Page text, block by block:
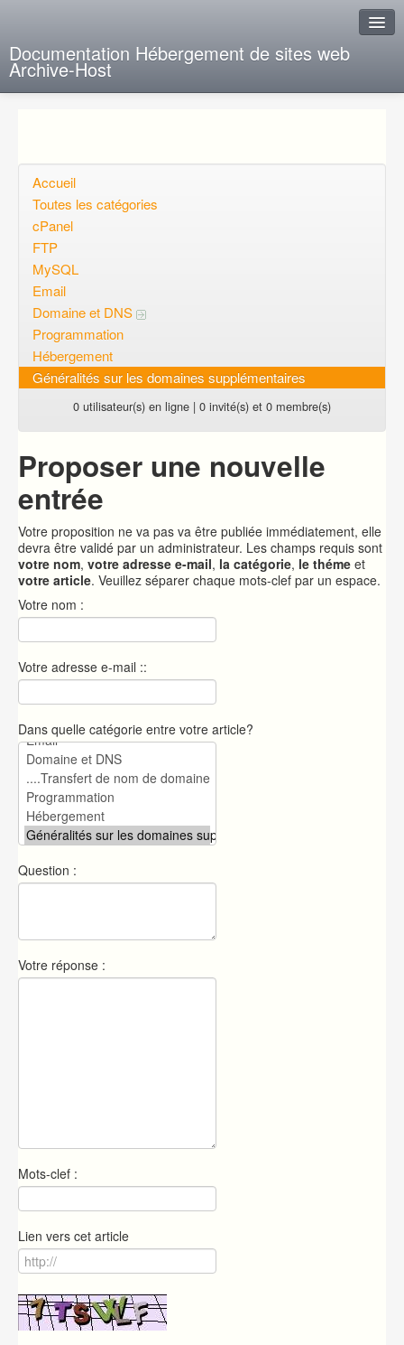
Documentation Hébergement de sites web
Archive-Host
Questions ouvertes
Voulez-vous vous inscrire?
Connexion
Accueil
Toutes les catégories
cPanel
FTP
MySQL
Email
Domaine et DNS
Programmation
Hébergement
Généralités sur les domaines supplémentaires
0 utilisateur(s) en ligne | 0 invité(s) et 0 membre(s)
Proposer une nouvelle
entrée
Votre proposition ne va pas va être publiée immédiatement, elle
devra être validé par un administrateur. Les champs requis sont
votre nom, votre adresse e-mail, la catégorie, le théme et
votre article. Veuillez séparer chaque mots-clef par un espace.
Votre nom :
Votre adresse e-mail ::
Dans quelle catégorie entre votre article?
Question :
Votre réponse :
Mots-clef :
Lien vers cet article